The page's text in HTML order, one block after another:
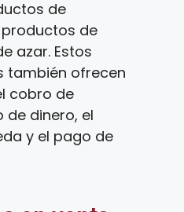
de
de
azar. Estos
también ofrecen
cobro de
de dinero, el
y el pago de